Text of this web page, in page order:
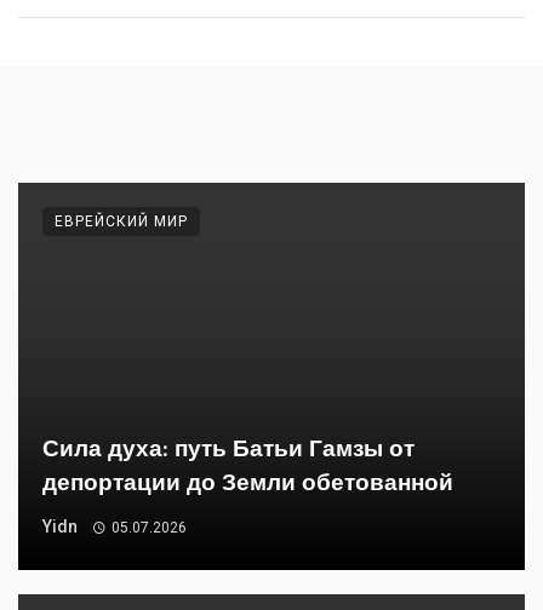
Сила духа: путь Батьи Гамзы от
депортации до Земли обетованной
Yidn 05.07.2026
ЕВРЕЙСКИЙ МИР